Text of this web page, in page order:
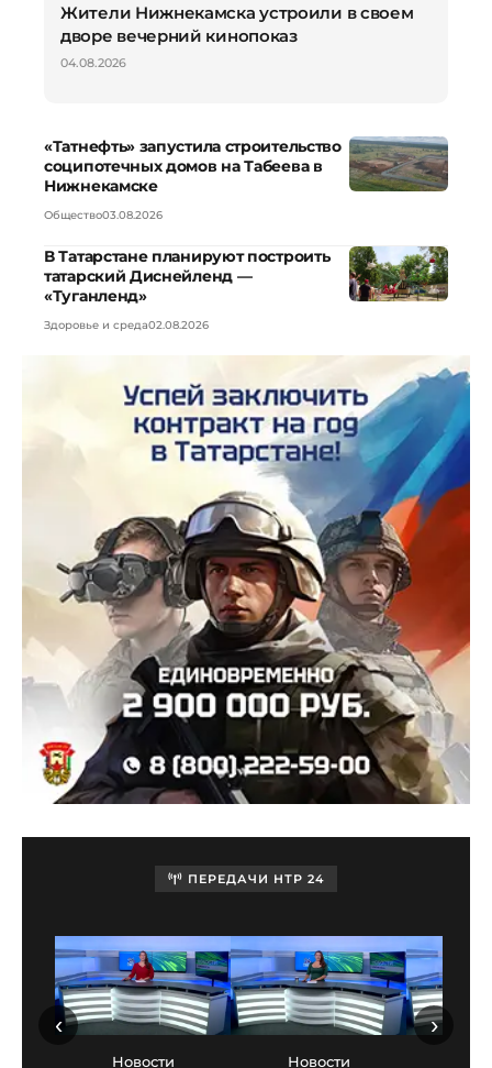
Жители Нижнекамска устроили в своем
дворе вечерний кинопоказ
04.08.2026
«Татнефть» запустила строительство
соципотечных домов на Табеева в
Нижнекамске
Общество03.08.2026
В Татарстане планируют построить
татарский Диснейленд —
«Туганленд»
Здоровье и среда02.08.2026
ПЕРЕДАЧИ НТР 24
Новости Новости
‹ ›